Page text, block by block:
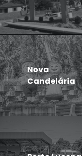
Nova
Candelária